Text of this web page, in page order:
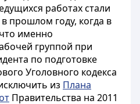
работах стали
прошлом году, когда в
именно
группой при
по подготовке
Уголовного кодекса
из Плана
Правительства на 2011